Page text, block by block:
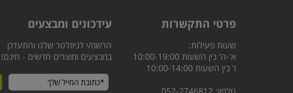
פרטי התקשרות עידכונים ומבצעים
שעות פעילות:
א'-ה' בין השעות 10:00-19:00
ו' בין השעות 10:00-14:00
הרשמ/י לניוזלטר שלנו והתעדכן
במבצעים ומוצרים חדשים - חינם!